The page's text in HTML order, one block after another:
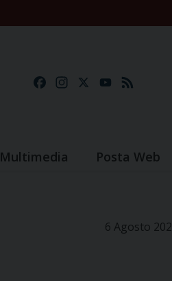
FacebookInstagramYouTube
Multimedia Posta Web
6 Agosto